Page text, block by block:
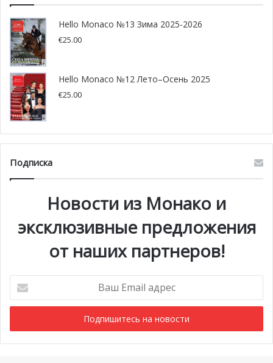
Hello Monaco №13 Зима 2025-2026
€25.00
Hello Monaco №12 Лето–Осень 2025
€25.00
Подписка
Новости из Монако и
эксклюзивные предложения
от наших партнеров!
Email
адрес